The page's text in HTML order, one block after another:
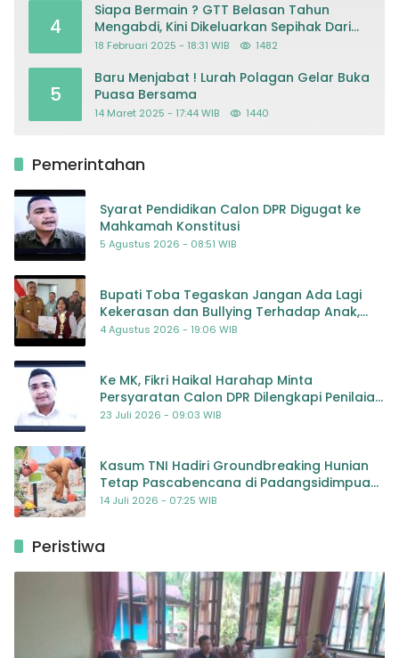
4
Siapa Bermain ? GTT Belasan Tahun
Mengabdi, Kini Dikeluarkan Sepihak Dari
Dapodik
18 Februari 2025 - 18:31 WIB 1482
5
Baru Menjabat ! Lurah Polagan Gelar Buka
Puasa Bersama
14 Maret 2025 - 17:44 WIB 1440
Pemerintahan
Syarat Pendidikan Calon DPR Digugat ke
Mahkamah Konstitusi
5 Agustus 2026 - 08:51 WIB
Bupati Toba Tegaskan Jangan Ada Lagi
Kekerasan dan Bullying Terhadap Anak,
Dorong Kolaborasi Seluruh Pihak
4 Agustus 2026 - 19:06 WIB
Ke MK, Fikri Haikal Harahap Minta
Persyaratan Calon DPR Dilengkapi Penilaian
Kompetensi
23 Juli 2026 - 09:03 WIB
Kasum TNI Hadiri Groundbreaking Hunian
Tetap Pascabencana di Padangsidimpuan,
Harapan Baru bagi Penyintas
14 Juli 2026 - 07:25 WIB
Peristiwa